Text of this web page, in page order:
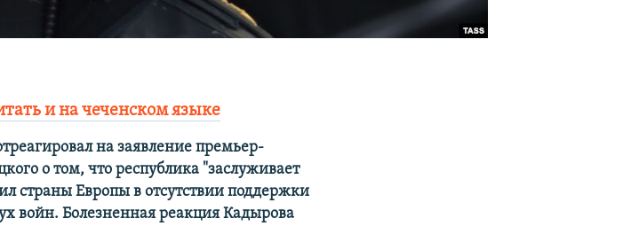
и на чеченском языке
на заявление премьер-
о том, что республика "заслуживает
страны Европы в отсутствии поддержки
войн. Болезненная реакция Кадырова